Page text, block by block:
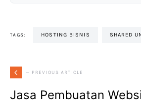
TAGS: HOSTING BISNIS SHARED
— PREVIOUS ARTICLE
Jasa Pembuatan